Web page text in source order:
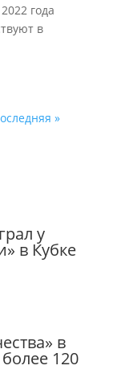
года
в
»
у
в Кубке
в
120